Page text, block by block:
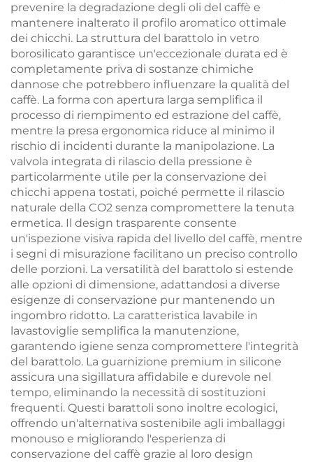
prevenire la degradazione degli oli del caffè e
mantenere inalterato il profilo aromatico ottimale
dei chicchi. La struttura del barattolo in vetro
borosilicato garantisce un'eccezionale durata ed è
completamente priva di sostanze chimiche
dannose che potrebbero influenzare la qualità del
caffè. La forma con apertura larga semplifica il
processo di riempimento ed estrazione del caffè,
mentre la presa ergonomica riduce al minimo il
rischio di incidenti durante la manipolazione. La
valvola integrata di rilascio della pressione è
particolarmente utile per la conservazione dei
chicchi appena tostati, poiché permette il rilascio
naturale della CO2 senza compromettere la tenuta
ermetica. Il design trasparente consente
un'ispezione visiva rapida del livello del caffè, mentre
i segni di misurazione facilitano un preciso controllo
delle porzioni. La versatilità del barattolo si estende
alle opzioni di dimensione, adattandosi a diverse
esigenze di conservazione pur mantenendo un
ingombro ridotto. La caratteristica lavabile in
lavastoviglie semplifica la manutenzione,
garantendo igiene senza compromettere l'integrità
del barattolo. La guarnizione premium in silicone
assicura una sigillatura affidabile e durevole nel
tempo, eliminando la necessità di sostituzioni
frequenti. Questi barattoli sono inoltre ecologici,
offrendo un'alternativa sostenibile agli imballaggi
monouso e migliorando l'esperienza di
conservazione del caffè grazie al loro design